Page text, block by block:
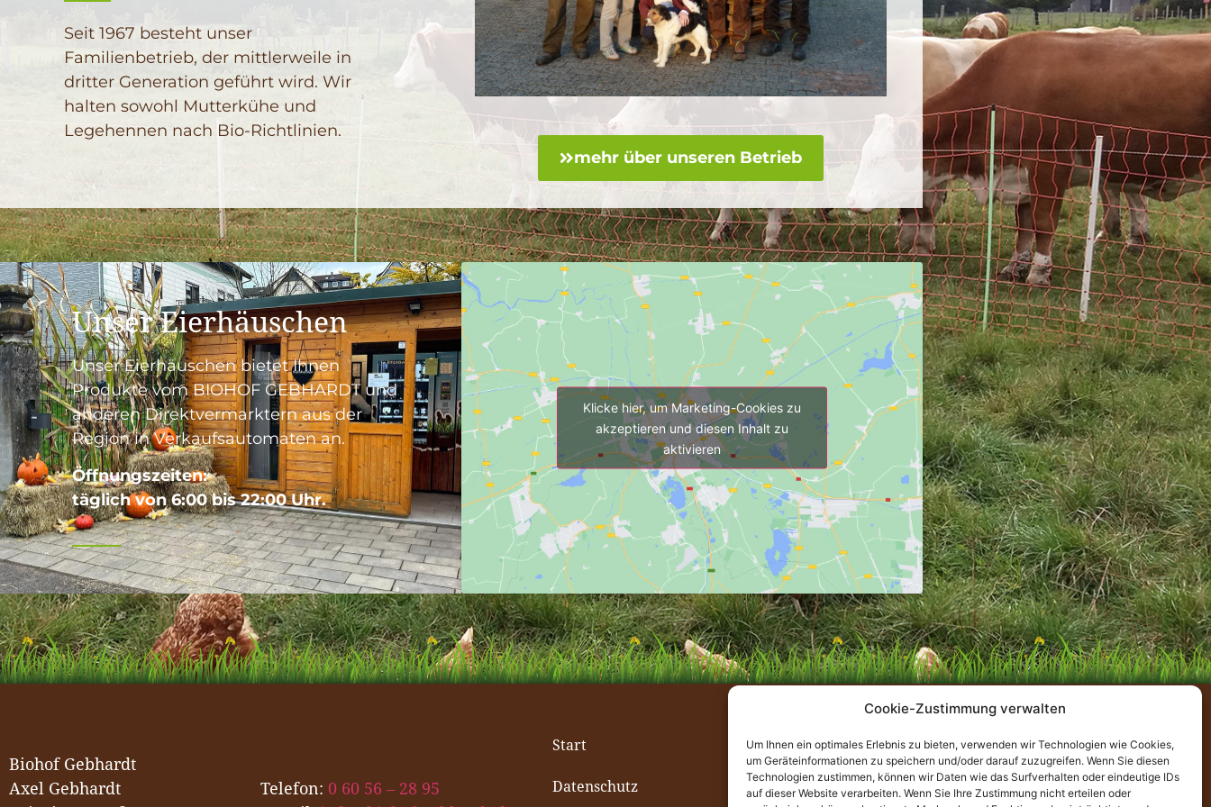
Cookie-Zustimmung verwalten
Um Ihnen ein optimales Erlebnis zu bieten, verwenden wir Technologien wie Cookies,
um Geräteinformationen zu speichern und/oder darauf zuzugreifen. Wenn Sie diesen
Technologien zustimmen, können wir Daten wie das Surfverhalten oder eindeutige IDs
auf dieser Website verarbeiten. Wenn Sie Ihre Zustimmung nicht erteilen oder
Seit 1967 besteht unser
Familienbetrieb, der mittlerweile in
dritter Generation geführt wird. Wir
halten sowohl Mutterkühe und
Legehennen nach Bio-Richtlinien.
mehr über unseren Betrieb
Unser Eierhäuschen
Unser Eierhäuschen bietet Ihnen
Produkte vom BIOHOF GEBHARDT und
anderen Direktvermarktern aus der
Region in Verkaufsautomaten an.
Öffnungszeiten:
täglich von 6:00 bis 22:00 Uhr.
Klicke hier, um Marketing-Cookies zu
akzeptieren und diesen Inhalt zu
aktivieren
Biohof Gebhardt
Axel Gebhardt
Telefon: 0 60 56 – 28 95
Start
Datenschutz